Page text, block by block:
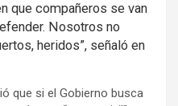
que compañeros se van
Nosotros no
heridos”, señaló en
que si el Gobierno busca